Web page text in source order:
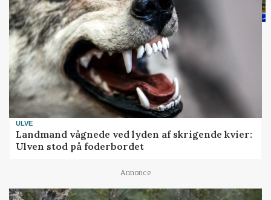
ULVE
Landmand vågnede ved lyden af skrigende kvier:
Ulven stod på foderbordet
Annonce